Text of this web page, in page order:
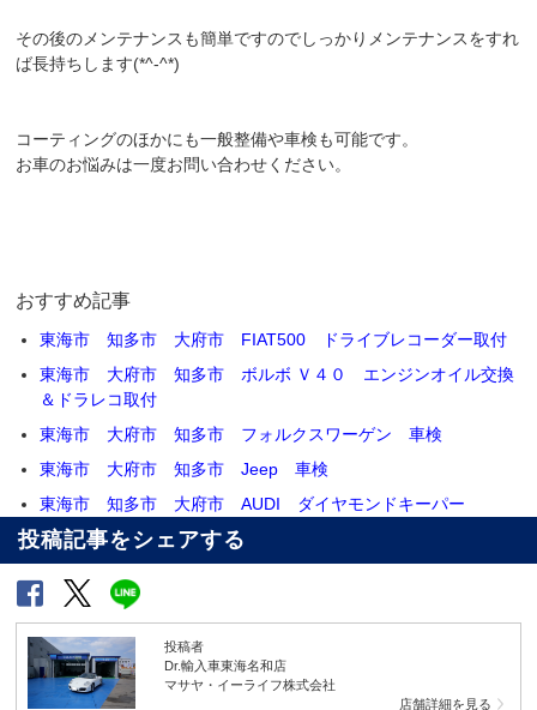
その後のメンテナンスも簡単ですのでしっかりメンテナンスをすれ
ば長持ちします(*^-^*)
コーティングのほかにも一般整備や車検も可能です。
お車のお悩みは一度お問い合わせください。
おすすめ記事
東海市 知多市 大府市 FIAT500 ドライブレコーダー取付
東海市 大府市 知多市 ボルボ Ｖ４０ エンジンオイル交換
＆ドラレコ取付
東海市 大府市 知多市 フォルクスワーゲン 車検
東海市 大府市 知多市 Jeep 車検
東海市 知多市 大府市 AUDI ダイヤモンドキーパー
投稿記事をシェアする
投稿者
Dr.輸入車東海名和店
マサヤ・イーライフ株式会社
店舗詳細を見る